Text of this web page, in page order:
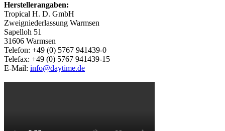
Herstellerangaben:
Tropical H. D. GmbH
Zweigniederlassung Warmsen
Sapelloh 51
31606 Warmsen
Telefon: +49 (0) 5767 941439-0
Telefax: +49 (0) 5767 941439-15
E-Mail: info@daytime.de